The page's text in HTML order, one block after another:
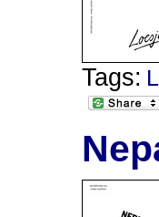
Tags: